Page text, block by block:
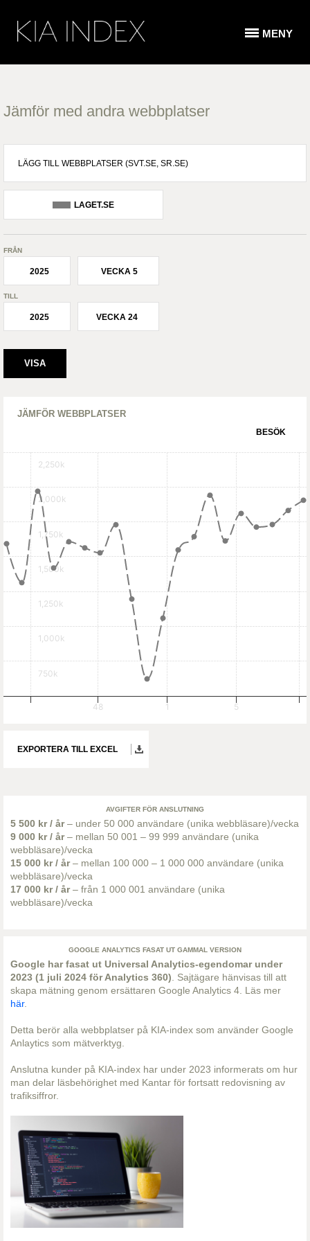
MENY
Jämför med andra webbplatser
LAGET.SE
FRÅN
2025 VECKA 5
TILL
2025 VECKA 24
JÄMFÖR WEBBPLATSER
BESÖK
750k
1,000k
1,250k
1,500k
1,750k
2,000k
2,250k
48 1 5
EXPORTERA TILL EXCEL
AVGIFTER FÖR ANSLUTNING
5 500 kr / år– under 50 000 användare (unika webbläsare)/vecka
9 000 kr / år– mellan 50 001 – 99 999 användare (unika
webbläsare)/vecka
15 000 kr / år– mellan 100 000 – 1 000 000 användare (unika
webbläsare)/vecka
17 000 kr / år– från 1 000 001 användare (unika
webbläsare)/vecka
GOOGLE ANALYTICS FASAT UT GAMMAL VERSION
Google har fasat ut Universal Analytics-egendomar under
2023 (1 juli 2024 för Analytics 360) . Sajtägare hänvisas till att
skapa mätning genom ersättaren Google Analytics 4. Läs mer
här.
Detta berör alla webbplatser på KIA-index som använder Google
Anlaytics som mätverktyg.
Anslutna kunder på KIA-index har under 2023 informerats om hur
man delar läsbehörighet med Kantar för fortsatt redovisning av
trafiksiffror.